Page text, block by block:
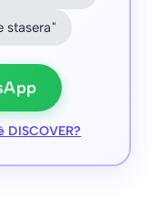
stasera"
DISCOVER?